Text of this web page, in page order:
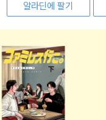
알라딘에 팔기